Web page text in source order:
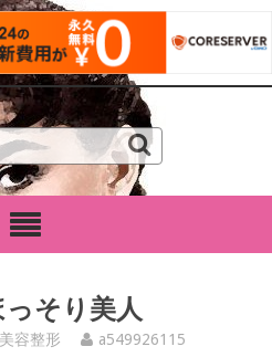
そり美人
容整形 a549926115